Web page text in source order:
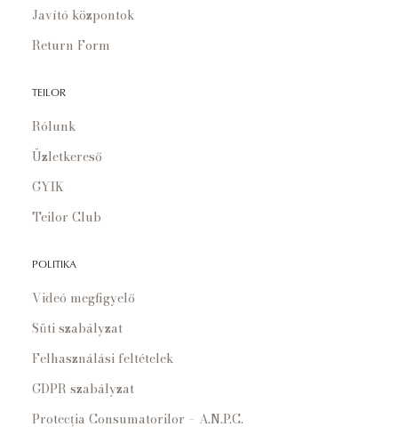
Javító központok
Return Form
TEILOR
Rólunk
Üzletkereső
GYIK
Teilor Club
POLITIKA
Videó megfigyelő
Süti szabályzat
Felhasználási feltételek
GDPR szabályzat
Protecția Consumatorilor – A.N.P.C.